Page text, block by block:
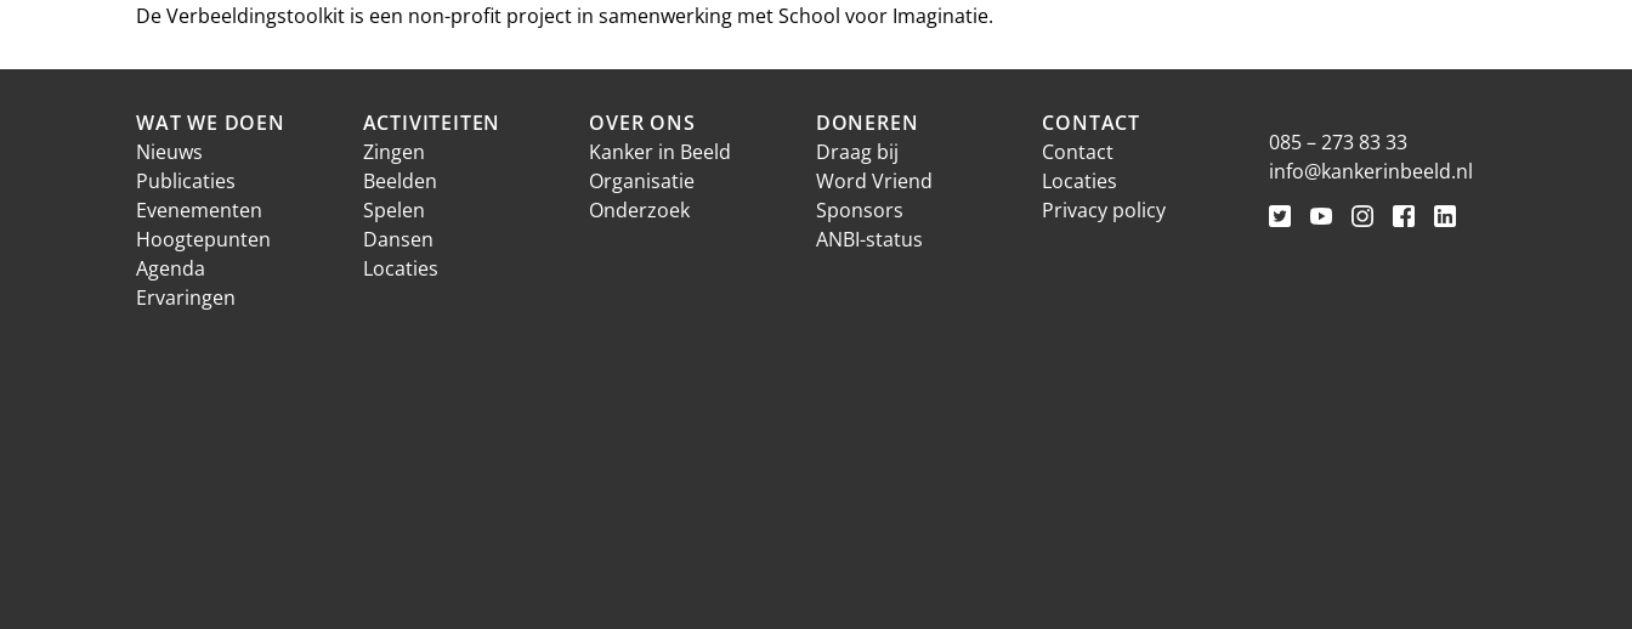
De Verbeeldingstoolkit is een non-profit project in samenwerking met School voor Imaginatie.
WAT WE DOEN
Nieuws
Publicaties
Evenementen
Hoogtepunten
Agenda
Ervaringen
ACTIVITEITEN
Zingen
Beelden
Spelen
Dansen
Locaties
OVER ONS
Kanker in Beeld
Organisatie
Onderzoek
DONEREN
Draag bij
Word Vriend
Sponsors
ANBI-status
CONTACT
Contact
Locaties
Privacy policy
085 – 273 83 33
info@kankerinbeeld.nl